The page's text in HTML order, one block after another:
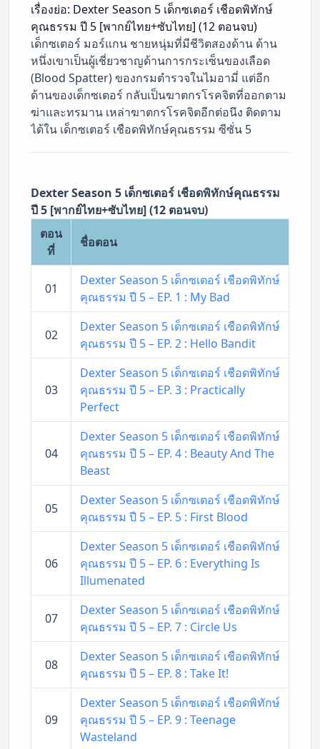
เรื่องย่อ: Dexter Season 5 เด็กซเตอร์ เชือดพิทักษ์
คุณธรรม ปี 5 [พากย์ไทย+ซับไทย] (12 ตอนจบ)
เด็กซเตอร์ มอร์แกน ชายหนุ่มที่มีชีวิตสองด้าน ด้าน
หนึ่งเขาเป็นผู้เชี่ยวชาญด้านการกระเซ็นของเลือด
(Blood Spatter) ของกรมตำรวจในไมอามี่ แต่อีก
ด้านของเด็กซเตอร์ กลับเป็นฆาตกรโรคจิตที่ออกตาม
ฆ่าและทรมาน เหล่าฆาตกรโรคจิตอีกต่อนึง ติดตาม
ได้ใน เด็กซเตอร์ เชือดพิทักษ์คุณธรรม ซีซั่น 5
Dexter Season 5 เด็กซเตอร์ เชือดพิทักษ์คุณธรรม
ปี 5 [พากย์ไทย+ซับไทย] (12 ตอนจบ)
ตอน
ที่
ชื่อตอน
01
Dexter Season 5 เด็กซเตอร์ เชือดพิทักษ์
คุณธรรม ปี 5 – EP. 1 : My Bad
02
Dexter Season 5 เด็กซเตอร์ เชือดพิทักษ์
คุณธรรม ปี 5 – EP. 2 : Hello Bandit
03
Dexter Season 5 เด็กซเตอร์ เชือดพิทักษ์
คุณธรรม ปี 5 – EP. 3 : Practically
Perfect
04
Dexter Season 5 เด็กซเตอร์ เชือดพิทักษ์
คุณธรรม ปี 5 – EP. 4 : Beauty And The
Beast
05
Dexter Season 5 เด็กซเตอร์ เชือดพิทักษ์
คุณธรรม ปี 5 – EP. 5 : First Blood
06
Dexter Season 5 เด็กซเตอร์ เชือดพิทักษ์
คุณธรรม ปี 5 – EP. 6 : Everything Is
Illumenated
07
Dexter Season 5 เด็กซเตอร์ เชือดพิทักษ์
คุณธรรม ปี 5 – EP. 7 : Circle Us
08
Dexter Season 5 เด็กซเตอร์ เชือดพิทักษ์
คุณธรรม ปี 5 – EP. 8 : Take It!
09
Dexter Season 5 เด็กซเตอร์ เชือดพิทักษ์
คุณธรรม ปี 5 – EP. 9 : Teenage
Wasteland